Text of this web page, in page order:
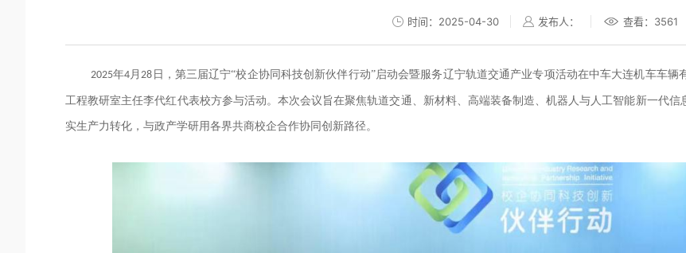
时间：2025-04-30 发布人： 查看： 3561
2025年4月28 日，第三届辽宁“校企协同科技创新伙伴行动”启动会暨服务辽宁轨道交通产业专项活动在中车大连机车车辆
工程教研室主任李代红代表校方参与活动。 本次会议旨在聚焦轨道交通、新材料、高端装备制造、机器人与人工智能新一代信
实生产力转化， 与政产学研用各界共商校企合作协同创新路径。